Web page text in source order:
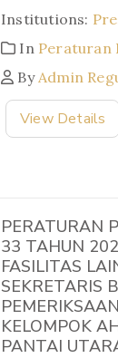
Institutions:
In Peraturan
ByAdmin
View Details
PERATURAN
33 TAHUN
FASILITAS
SEKRETARIS
KELOMPOK
PANTAI